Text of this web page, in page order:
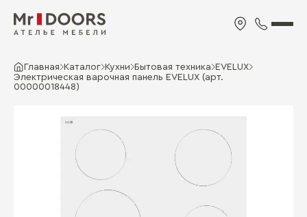
Главная Каталог Кухни Бытовая техника
EVELUX
Электрическая варочная панель EVELUX (арт.
00000018448)